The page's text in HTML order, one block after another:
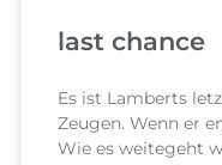
last chance
Es ist Lamberts
Zeugen. Wenn er
Wie es weitegeht